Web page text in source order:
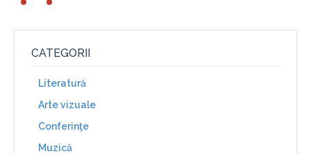
CATEGORII
Literatură
Arte vizuale
Conferinţe
Muzică